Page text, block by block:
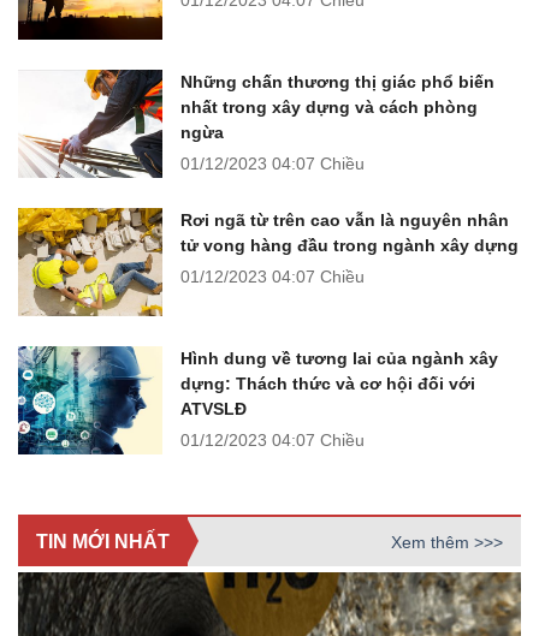
Những chấn thương thị giác phổ biến
nhất trong xây dựng và cách phòng
ngừa
01/12/2023 04:07 Chiều
Rơi ngã từ trên cao vẫn là nguyên nhân
tử vong hàng đầu trong ngành xây dựng
01/12/2023 04:07 Chiều
Hình dung về tương lai của ngành xây
dựng: Thách thức và cơ hội đối với
ATVSLĐ
01/12/2023 04:07 Chiều
TIN MỚI NHẤT Xem thêm >>>